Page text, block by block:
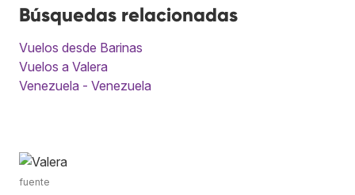
Búsquedas relacionadas
Vuelos desde Barinas
Vuelos a Valera
Venezuela - Venezuela
fuente